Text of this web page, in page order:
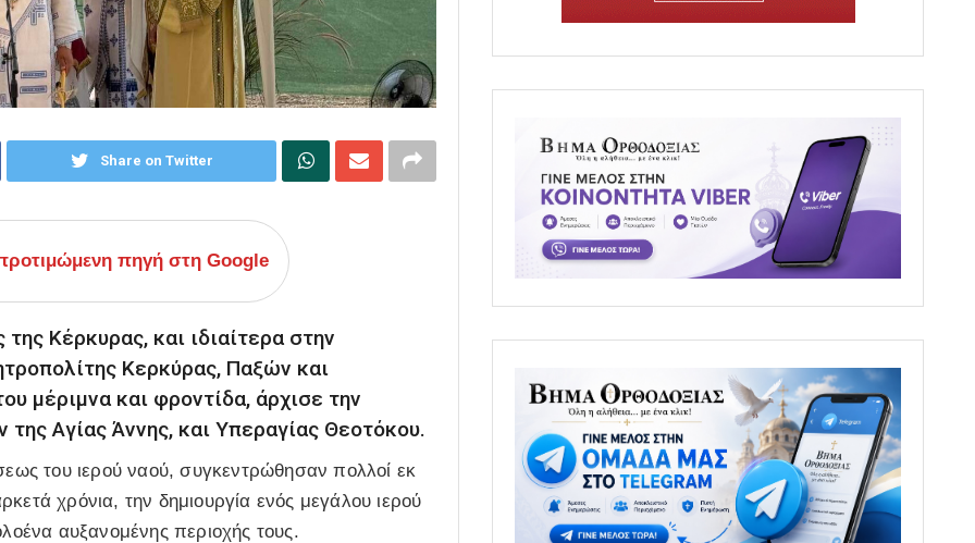
Share on Twitter
πηγή στη Google
Κέρκυρας, και ιδιαίτερα στην
Κερκύρας, Παξών και
μέριμνα και φροντίδα, άρχισε την
Αγίας Άννης, και Υπεραγίας Θεοτόκου.
του ιερού ναού, συγκεντρώθησαν πολλοί εκ
χρόνια, την δημιουργία ενός μεγάλου ιερού
αυξανομένης περιοχής τους.